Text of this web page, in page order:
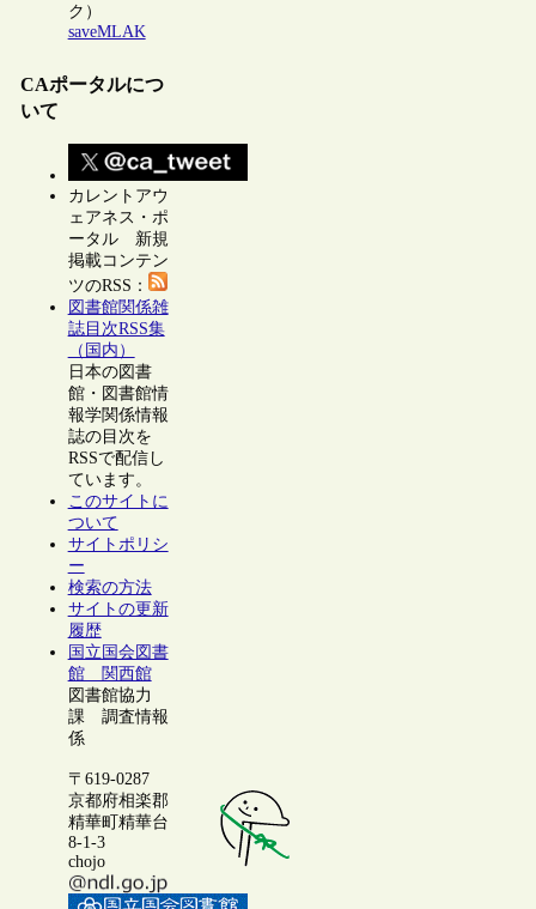
ク）
saveMLAK
CAポータルにつ
いて
カレントアウ
ェアネス・ポ
ータル 新規
掲載コンテン
ツのRSS：
図書館関係雑
誌目次RSS集
（国内）
日本の図書
館・図書館情
報学関係情報
誌の目次を
RSSで配信し
ています。
このサイトに
ついて
サイトポリシ
ー
検索の方法
サイトの更新
履歴
国立国会図書
館 関西館
図書館協力
課 調査情報
係
〒619-0287
京都府相楽郡
精華町精華台
8-1-3
chojo